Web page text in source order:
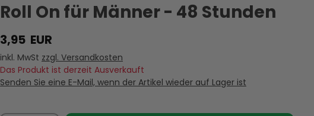
Roll On für Männer - 48 Stunden
3,95EUR
inkl. MwSt zzgl. Versandkosten
Das Produkt ist derzeit Ausverkauft
Senden Sie eine E-Mail, wenn der Artikel wieder auf Lager ist